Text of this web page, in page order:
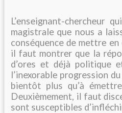
L’enseignant-chercheur
magistrale que nous a
conséquence de mettre
il faut montrer que la
d’ores et déjà politique
l’inexorable progression
bientôt plus qu’à
Deuxièmement, il faut
sont susceptibles